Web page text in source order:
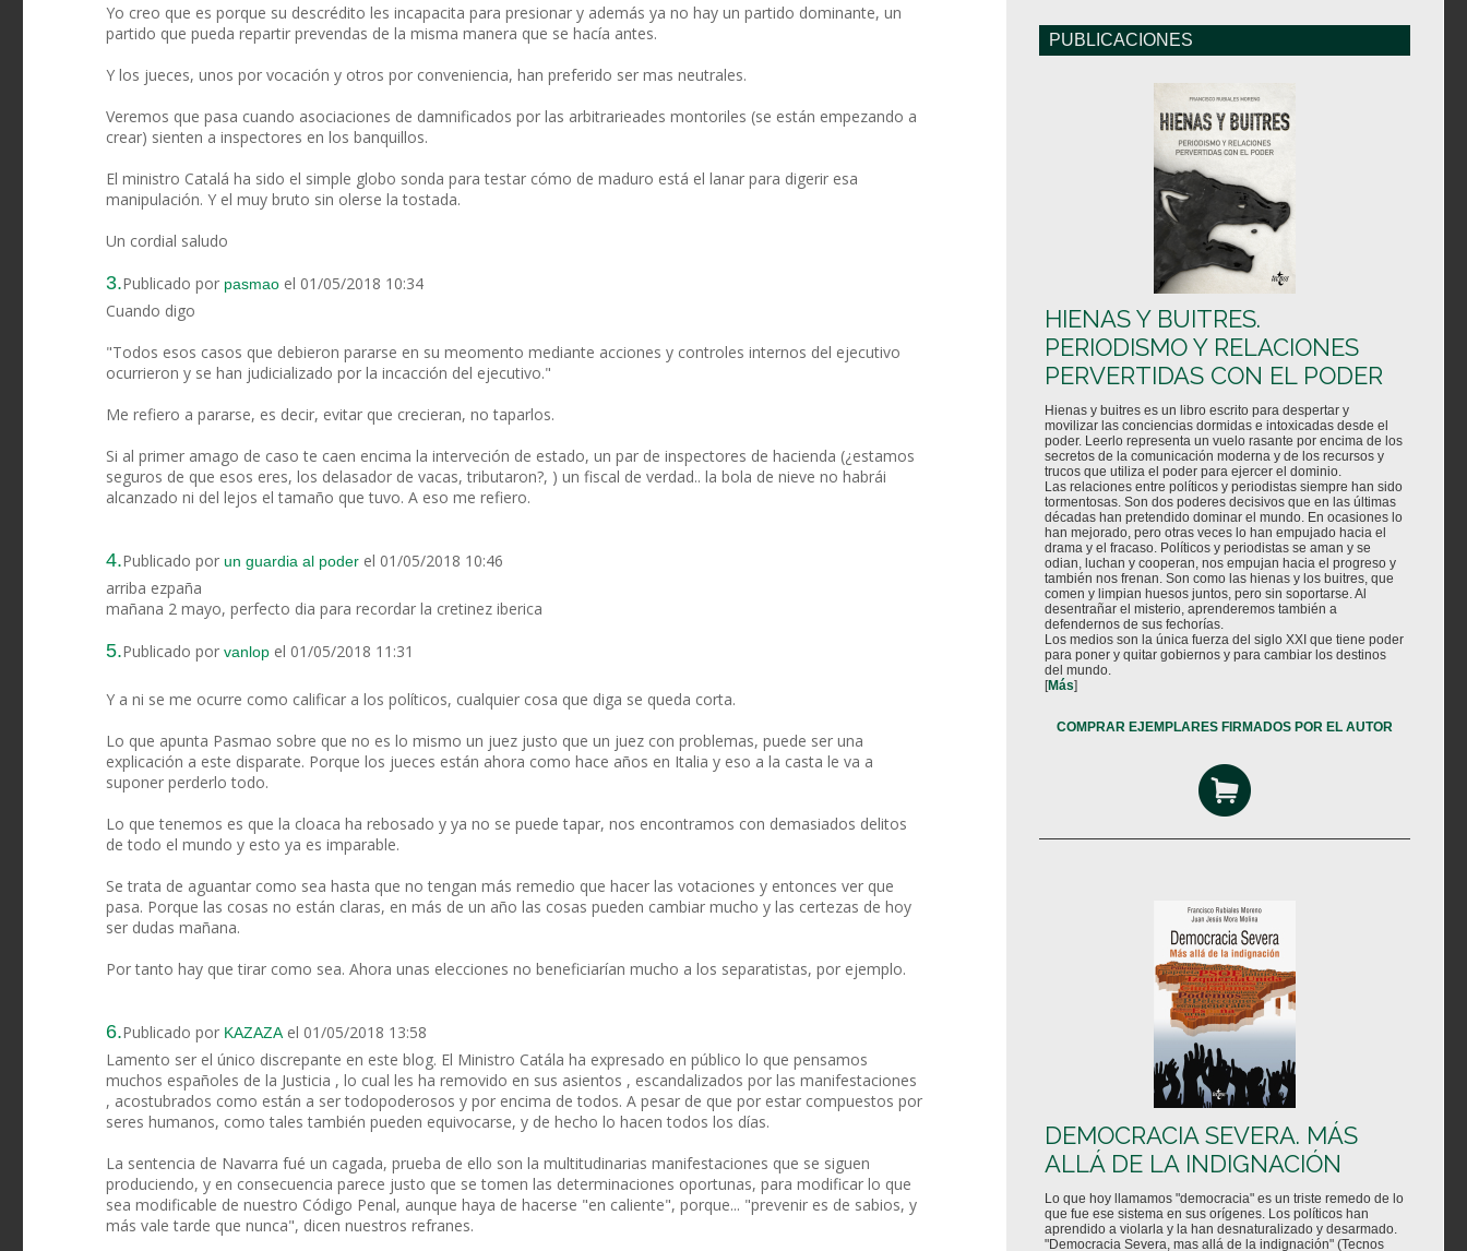
Yo creo que es porque su descrédito les incapacita para presionar y además ya no hay un partido dominante, un
partido que pueda repartir prevendas de la misma manera que se hacía antes.
Y los jueces, unos por vocación y otros por conveniencia, han preferido ser mas neutrales.
Veremos que pasa cuando asociaciones de damnificados por las arbitrarieades montoriles (se están empezando a
crear) sienten a inspectores en los banquillos.
El ministro Catalá ha sido el simple globo sonda para testar cómo de maduro está el lanar para digerir esa
manipulación. Y el muy bruto sin olerse la tostada.
Un cordial saludo
3.Publicado por pasmao el 01/05/2018 10:34
Cuando digo
"Todos esos casos que debieron pararse en su meomento mediante acciones y controles internos del ejecutivo
ocurrieron y se han judicializado por la incacción del ejecutivo."
Me refiero a pararse, es decir, evitar que crecieran, no taparlos.
Si al primer amago de caso te caen encima la interveción de estado, un par de inspectores de hacienda (¿estamos
seguros de que esos eres, los delasador de vacas, tributaron?, ) un fiscal de verdad.. la bola de nieve no habrái
alcanzado ni del lejos el tamaño que tuvo. A eso me refiero.
4.Publicado por un guardia al poder el 01/05/2018 10:46
arriba ezpaña
mañana 2 mayo, perfecto dia para recordar la cretinez iberica
5.Publicado por vanlop el 01/05/2018 11:31
Y a ni se me ocurre como calificar a los políticos, cualquier cosa que diga se queda corta.
Lo que apunta Pasmao sobre que no es lo mismo un juez justo que un juez con problemas, puede ser una
explicación a este disparate. Porque los jueces están ahora como hace años en Italia y eso a la casta le va a
suponer perderlo todo.
Lo que tenemos es que la cloaca ha rebosado y ya no se puede tapar, nos encontramos con demasiados delitos
de todo el mundo y esto ya es imparable.
Se trata de aguantar como sea hasta que no tengan más remedio que hacer las votaciones y entonces ver que
pasa. Porque las cosas no están claras, en más de un año las cosas pueden cambiar mucho y las certezas de hoy
ser dudas mañana.
Por tanto hay que tirar como sea. Ahora unas elecciones no beneficiarían mucho a los separatistas, por ejemplo.
6.Publicado por KAZAZA el 01/05/2018 13:58
Lamento ser el único discrepante en este blog. El Ministro Catála ha expresado en público lo que pensamos
muchos españoles de la Justicia , lo cual les ha removido en sus asientos , escandalizados por las manifestaciones
, acostubrados como están a ser todopoderosos y por encima de todos. A pesar de que por estar compuestos por
seres humanos, como tales también pueden equivocarse, y de hecho lo hacen todos los días.
La sentencia de Navarra fué un cagada, prueba de ello son la multitudinarias manifestaciones que se siguen
produciendo, y en consecuencia parece justo que se tomen las determinaciones oportunas, para modificar lo que
sea modificable de nuestro Código Penal, aunque haya de hacerse "en caliente", porque... "prevenir es de sabios, y
más vale tarde que nunca", dicen nuestros refranes.
PUBLICACIONES
HIENAS Y BUITRES.
PERIODISMO Y RELACIONES
PERVERTIDAS CON EL PODER
Hienas y buitres es un libro escrito para despertar y
movilizar las conciencias dormidas e intoxicadas desde el
poder. Leerlo representa un vuelo rasante por encima de los
secretos de la comunicación moderna y de los recursos y
trucos que utiliza el poder para ejercer el dominio.
Las relaciones entre políticos y periodistas siempre han sido
tormentosas. Son dos poderes decisivos que en las últimas
décadas han pretendido dominar el mundo. En ocasiones lo
han mejorado, pero otras veces lo han empujado hacia el
drama y el fracaso. Políticos y periodistas se aman y se
odian, luchan y cooperan, nos empujan hacia el progreso y
también nos frenan. Son como las hienas y los buitres, que
comen y limpian huesos juntos, pero sin soportarse. Al
desentrañar el misterio, aprenderemos también a
defendernos de sus fechorías.
Los medios son la única fuerza del siglo XXI que tiene poder
para poner y quitar gobiernos y para cambiar los destinos
del mundo.
[Más]
COMPRAR EJEMPLARES FIRMADOS POR EL AUTOR
DEMOCRACIA SEVERA. MÁS
ALLÁ DE LA INDIGNACIÓN
Lo que hoy llamamos "democracia" es un triste remedo de lo
que fue ese sistema en sus orígenes. Los políticos han
aprendido a violarla y la han desnaturalizado y desarmado.
"Democracia Severa, mas allá de la indignación" (Tecnos